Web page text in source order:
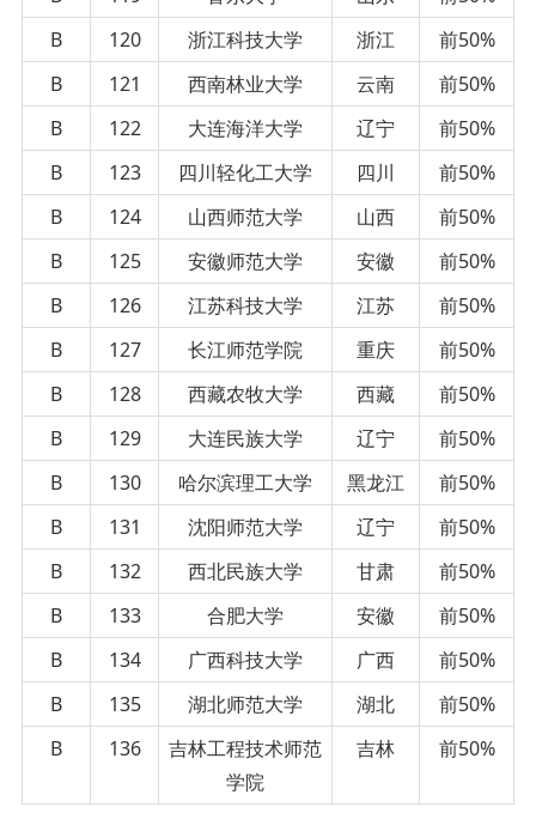
B
120 浙江科技大学 浙江
前50%
B
121 西南林业大学 云南
前50%
B
122 大连海洋大学 辽宁
前50%
B
123 四川轻化工大学 四川
前50%
B
124 山西师范大学 山西
前50%
B
125 安徽师范大学 安徽
前50%
B
126 江苏科技大学 江苏
前50%
B
127 长江师范学院 重庆
前50%
B
128 西藏农牧大学 西藏
前50%
B
129 大连民族大学 辽宁
前50%
B
130 哈尔滨理工大学 黑龙江
前50%
B
131 沈阳师范大学 辽宁
前50%
B
132 西北民族大学 甘肃
前50%
B
133 合肥大学 安徽
前50%
B
134 广西科技大学 广西
前50%
B
135 湖北师范大学 湖北
前50%
B
136
吉林工程技术师范
学院
吉林 前50%